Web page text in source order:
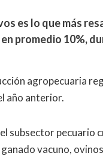
es lo que más
promedio 10%,
agropecuaria
año anterior.
subsector pecuario
vacuno,